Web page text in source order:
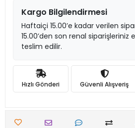
Kargo Bilgilendirmesi
Haftaiçi 15.00’e kadar verilen
15.00’den son renal siparişleriniz
teslim edilir.
Hızlı Gönderi Güvenli Alışveriş